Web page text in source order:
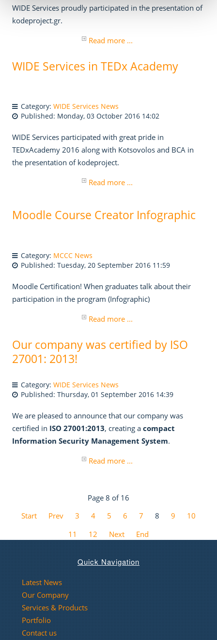
WIDE Services proudly participated in the presentation of
kodeproject.gr.
Read more ...
WIDE Services in TEDx Academy
Category: WIDE Services News
Published: Monday, 03 October 2016 14:02
WIDE Services participated with great pride in
TEDxAcademy 2016 along with Kotsovolos and BCA in
the presentation of kodeproject.
Read more ...
Moodle Course Creator Infographic
Category: MCCC News
Published: Tuesday, 20 September 2016 11:59
Moodle Certification! When graduates talk about their
participation in the program (Infographic)
Read more ...
Our company was certified by ISO
27001: 2013!
Category: WIDE Services News
Published: Thursday, 01 September 2016 14:39
We are pleased to announce that our company was
certified in ISO 27001:2013, creating a compact
Information Security Management System.
Read more ...
Page 8 of 16
Start
Prev 3 4 5 6 7 8 9
10
11
12 Next End
Quick Navigation
Latest News
Our Company
Services & Products
Portfolio
Contact us